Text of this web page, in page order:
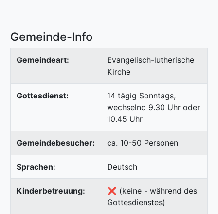
Gemeinde-Info
Gemeindeart:
Evangelisch-lutherische
Kirche
Gottesdienst:
14 tägig Sonntags,
wechselnd 9.30 Uhr oder
10.45 Uhr
Gemeindebesucher: ca. 10-50 Personen
Sprachen: Deutsch
Kinderbetreuung:
❌ (keine - während des
Gottesdienstes)